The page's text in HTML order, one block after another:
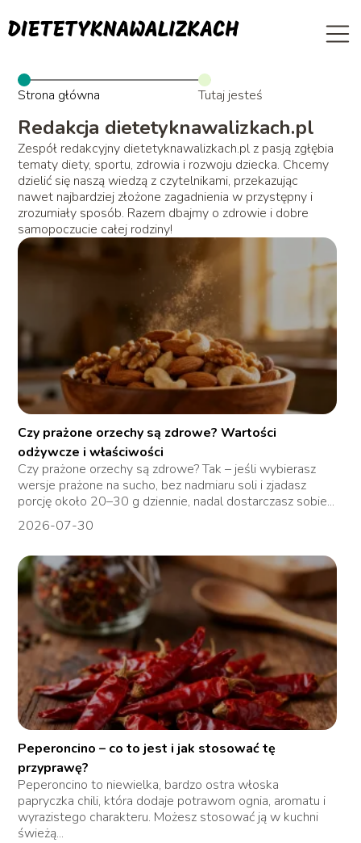
Strona główna Tutaj jesteś
Redakcja dietetyknawalizkach.pl
Zespół redakcyjny dietetyknawalizkach.pl z pasją zgłębia
tematy diety, sportu, zdrowia i rozwoju dziecka. Chcemy
dzielić się naszą wiedzą z czytelnikami, przekazując
nawet najbardziej złożone zagadnienia w przystępny i
zrozumiały sposób. Razem dbajmy o zdrowie i dobre
samopoczucie całej rodziny!
Czy prażone orzechy są zdrowe? Wartości
odżywcze i właściwości
Czy prażone orzechy są zdrowe? Tak – jeśli wybierasz
wersje prażone na sucho, bez nadmiaru soli i zjadasz
porcję około 20–30 g dziennie, nadal dostarczasz sobie...
2026-07-30
Peperoncino – co to jest i jak stosować tę
przyprawę?
Peperoncino to niewielka, bardzo ostra włoska
papryczka chili, która dodaje potrawom ognia, aromatu i
wyrazistego charakteru. Możesz stosować ją w kuchni
świeżą...